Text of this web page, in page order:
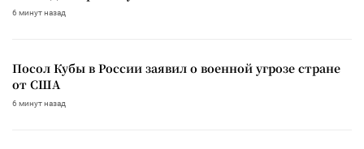
6 минут назад
Посол Кубы в России заявил о военной угрозе стране
от США
6 минут назад